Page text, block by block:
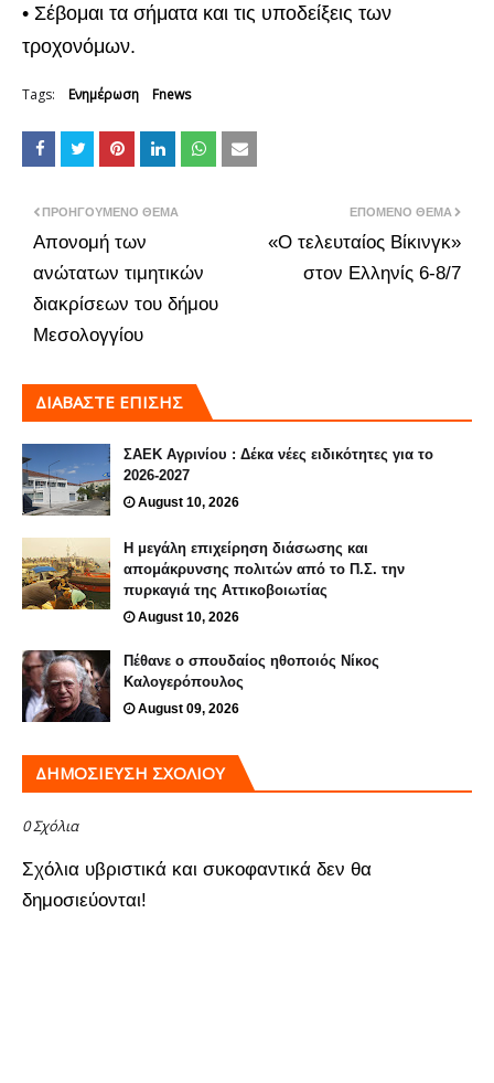
• Σέβομαι τα σήματα και τις υποδείξεις των
τροχονόμων.
Tags: Ενημέρωση Fnews
ΕΠΌΜΕΝΟ ΘΈΜΑ
«Ο τελευταίος Βίκινγκ»
στον Ελληνίς 6-8/7
ΠΡΟΗΓΟΎΜΕΝΟ ΘΈΜΑ
Απονομή των
ανώτατων τιμητικών
διακρίσεων του δήμου
Μεσολογγίου
ΔΙΑΒΑΣΤΕ ΕΠΙΣΗΣ
ΣΑΕΚ Αγρινίου : Δέκα νέες ειδικότητες για το
2026-2027
August 10, 2026
Η μεγάλη επιχείρηση διάσωσης και
απομάκρυνσης πολιτών από το Π.Σ. την
πυρκαγιά της Αττικοβοιωτίας
August 10, 2026
Πέθανε ο σπουδαίος ηθοποιός Νίκος
Καλογερόπουλος
August 09, 2026
ΔΗΜΟΣΊΕΥΣΗ ΣΧΟΛΊΟΥ
0 Σχόλια
Σχόλια υβριστικά και συκοφαντικά δεν θα
δημοσιεύονται!